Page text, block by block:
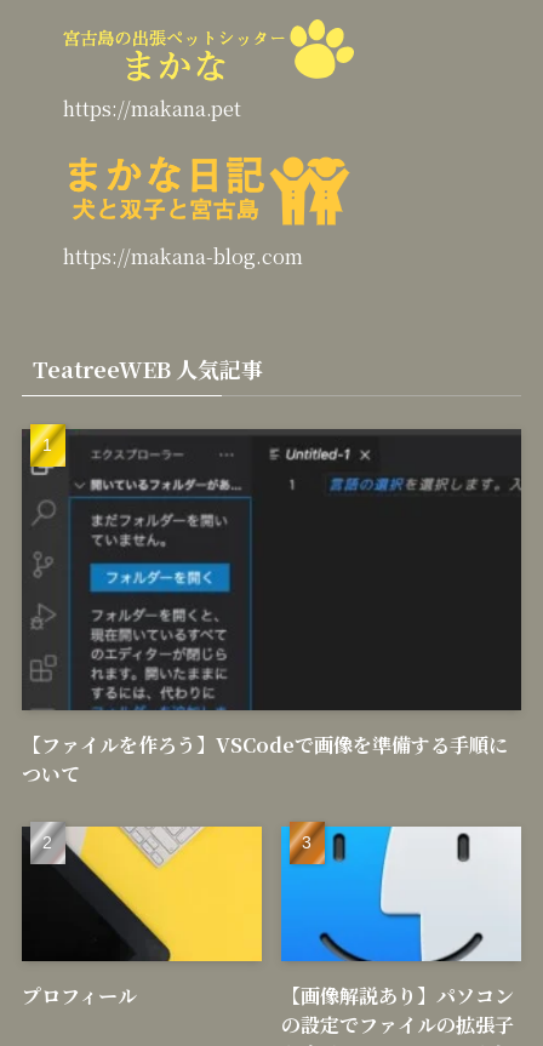
https://makana.pet
https://makana-blog.com
TeatreeWEB 人気記事
【ファイルを作ろう】VSCodeで画像を準備する手順に
ついて
プロフィール
【画像解説あり】パソコン
の設定でファイルの拡張子